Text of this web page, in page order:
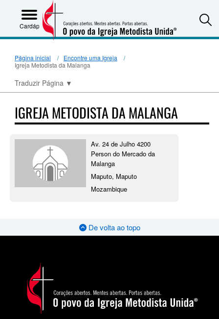
Cardápio
Página inicial
Encontre uma Igreja
Igreja Metodista da Malanga
Traduzir Página ▼
IGREJA METODISTA DA MALANGA
Av. 24 de Julho 4200
Person do Mercado da
Malanga
Maputo, Maputo
Mozambique
De volta ao topo